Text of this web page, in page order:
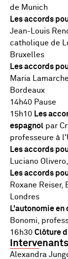
de Munich
Les accords
Jean-Louis
catholique de
Bruxelles
Les accords
Maria
Bordeaux
14h40 Pause
15h10 Les
espagnol par
professeure à
Les accords
Luciano
Les accords
Roxane Reiser,
Londres
L'autonomie
Bonomi,
16h30 Clôture
Intervenants
Alexandra